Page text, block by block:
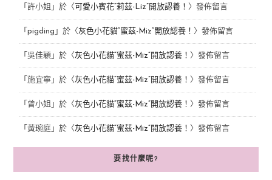
「 許小姐 」於〈 可愛小賓花“莉茲-Liz”開放認養！ 〉發佈留言
「 pigding 」於〈灰色小花貓“蜜茲-Miz”開放認養！ 〉發佈留言
「 吳佳穎 」於〈灰色小花貓“蜜茲-Miz”開放認養！ 〉發佈留言
「 施宜寧 」於〈灰色小花貓“蜜茲-Miz”開放認養！ 〉發佈留言
「 曾小姐 」於〈灰色小花貓“蜜茲-Miz”開放認養！ 〉發佈留言
「 黃琬庭」於〈灰色小花貓“蜜茲-Miz”開放認養！ 〉發佈留言
要找什麼呢?